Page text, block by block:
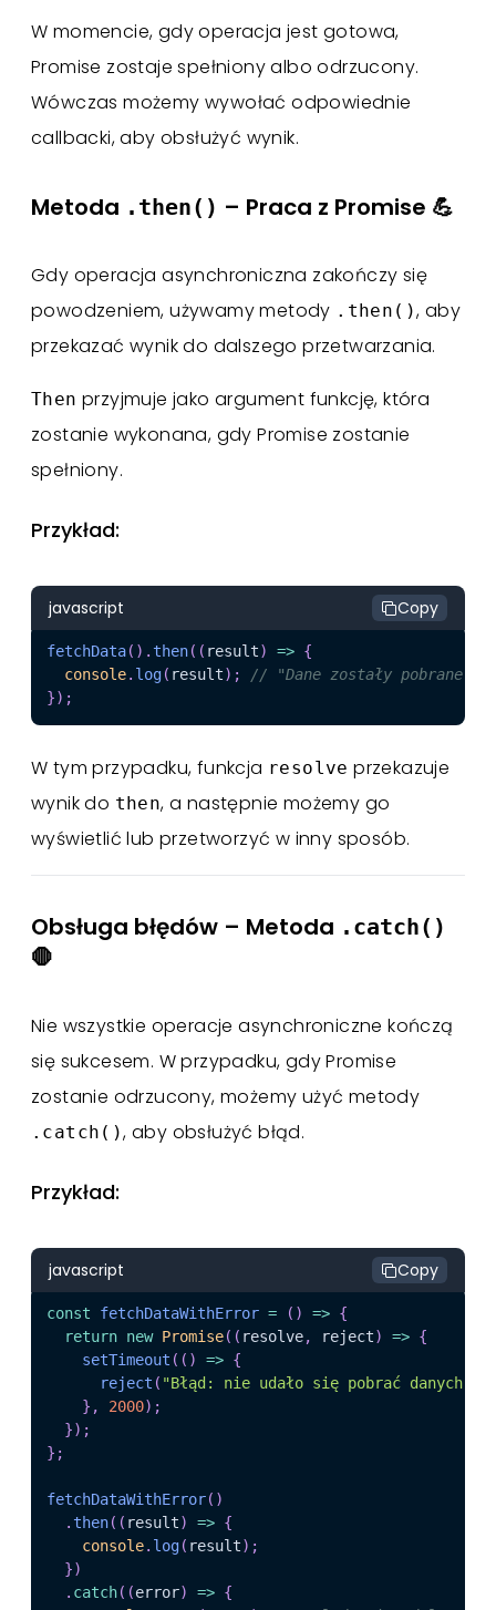
W momencie, gdy operacja jest gotowa,
Promise zostaje spełniony albo odrzucony.
Wówczas możemy wywołać odpowiednie
callbacki, aby obsłużyć wynik.
Metoda .then() – Praca z Promise 💪
Gdy operacja asynchroniczna zakończy się
powodzeniem, używamy metody .then(), aby
przekazać wynik do dalszego przetwarzania.
Then przyjmuje jako argument funkcję, która
zostanie wykonana, gdy Promise zostanie
spełniony.
Przykład:
javascript Copy
fetchData( ) . then( ( result) => {
console. log( result) ;
// "Dane zostały pobrane!"
}) ;
W tym przypadku, funkcja resolve przekazuje
wynik do then, a następnie możemy go
wyświetlić lub przetworzyć w inny sposób.
Obsługa błędów – Metoda .catch()
🛑
Nie wszystkie operacje asynchroniczne kończą
się sukcesem. W przypadku, gdy Promise
zostanie odrzucony, możemy użyć metody
.catch(), aby obsłużyć błąd.
Przykład:
javascript Copy
const fetchDataWithError = ( ) => {
return new Promise( ( resolve, reject) => {
setTimeout ( ( ) => {
reject ( "Błąd: nie udało się pobrać danych!"
} , 2000) ;
}) ;
} ;
fetchDataWithError( )
. then( ( result) => {
console. log( result) ;
})
. catch( (error) => {